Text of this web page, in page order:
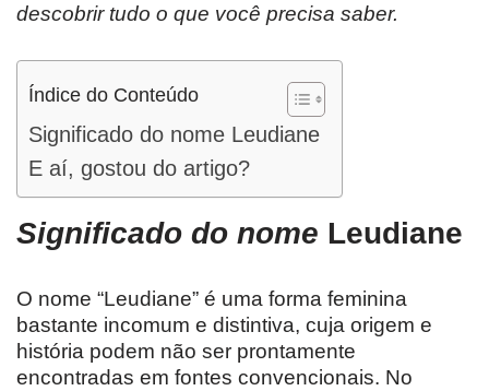
descobrir tudo o que você precisa saber.
Índice do Conteúdo
Significado do nome Leudiane
E aí, gostou do artigo?
Significado do nome Leudiane
O nome “Leudiane” é uma forma feminina
bastante incomum e distintiva, cuja origem e
história podem não ser prontamente
encontradas em fontes convencionais. No